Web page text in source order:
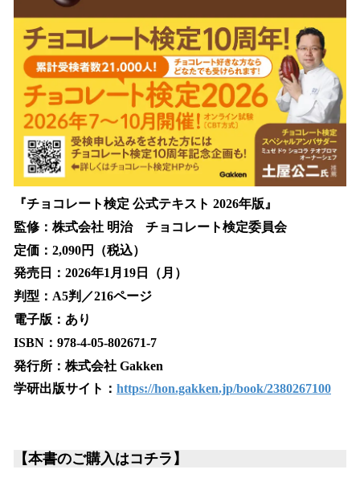
『チョコレート検定 公式テキスト 2026年版』
監修：株式会社 明治 チョコレート検定委員会
定価：2,090円（税込）
発売日：2026年1月19日（月）
判型：A5判／216ページ
電子版：あり
ISBN：978-4-05-802671-7
発行所：株式会社 Gakken
学研出版サイト： https://hon.gakken.jp/book/2380267100
【本書のご購入はコチラ】